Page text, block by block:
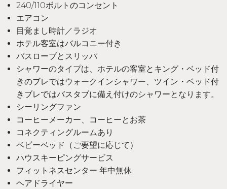
240/110ボルトのコンセント
エアコン
目覚まし時計／ラジオ
ホテル客室はバルコニー付き
バスローブとスリッパ
シャワーのタイプは、ホテルの客室とキング・ベッド付
きのブレではウォークインシャワー、ツイン・ベッド付
きブレではバスタブに備え付けのシャワーとなります。
シーリングファン
コーヒーメーカー、コーヒーとお茶
コネクティングルームあり
ベビーベッド（ご要望に応じて）
ハウスキーピングサービス
フィットネスセンター 年中無休
ヘアドライヤー